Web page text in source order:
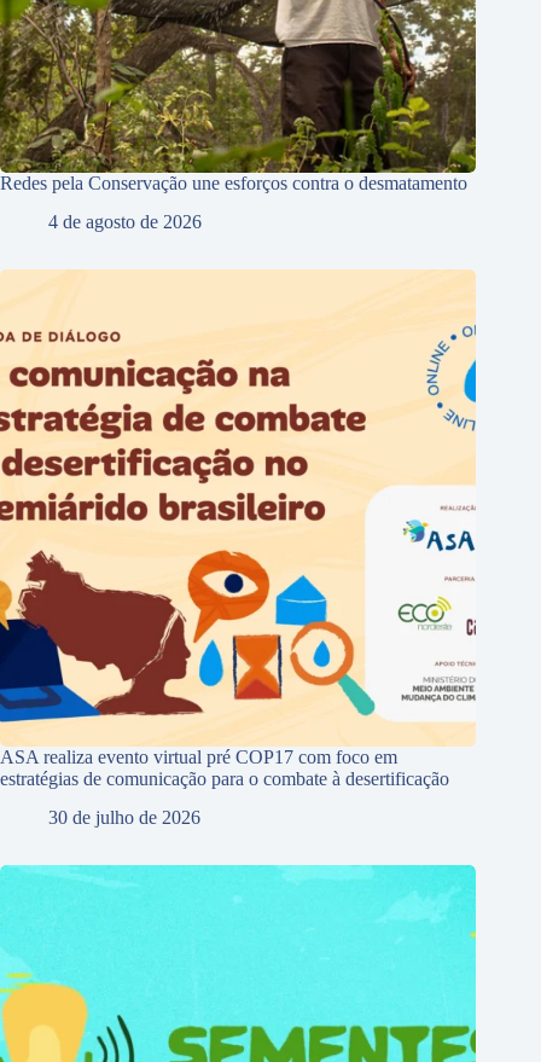
Redes pela Conservação une esforços contra o desmatamento
4 de agosto de 2026
ASA realiza evento virtual pré COP17 com foco em
estratégias de comunicação para o combate à desertificação
30 de julho de 2026